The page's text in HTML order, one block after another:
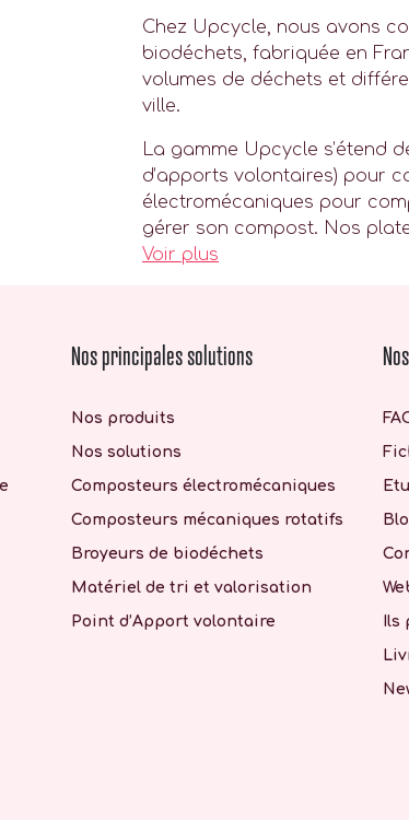
Chez Upcycle, nous avons
biodéchets, fabriquée en
volumes de déchets et
ville.
La gamme Upcycle s’étend
d’apports volontaires) pour
électromécaniques pour
gérer son compost. Nos
Voir plus
Nos principales solutions
Nos produits
Nos solutions
Composteurs électromécaniques
Composteurs mécaniques rotatifs
Broyeurs de biodéchets
Matériel de tri et valorisation
Point d’Apport volontaire Ils